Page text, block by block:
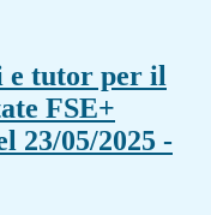
e tutor per il
FSE+
23/05/2025 -